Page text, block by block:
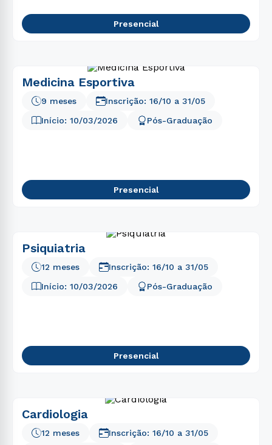
Presencial
Medicina Esportiva
Início: 10/03/2026 Pós-Graduação
9 meses Inscrição: 16/10 a 31/05
Presencial
Psiquiatria
Início: 10/03/2026
12 meses
Pós-Graduação
Inscrição: 16/10 a 31/05
Presencial
Cardiologia
12 meses
Inscrição: 16/10 a 31/05
8º
educação física